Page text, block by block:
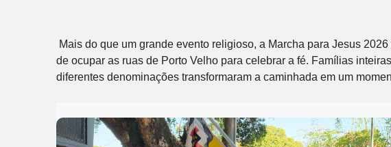
Mais do que um grande evento religioso, a Marcha para Jesus
de ocupar as ruas de Porto Velho para celebrar a fé. Famílias
diferentes denominações transformaram a caminhada em um